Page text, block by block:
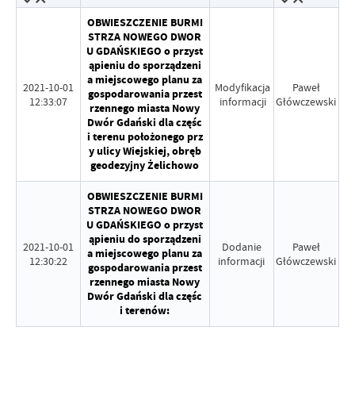
2021-10-01
12:33:07
OBWIESZCZENIE BURMI
STRZA NOWEGO DWOR
U GDAŃSKIEGO o przyst
ąpieniu do sporządzeni
a miejscowego planu za
gospodarowania przest
rzennego miasta Nowy
Dwór Gdański dla częśc
i terenu położonego prz
y ulicy Wiejskiej, obręb
geodezyjny Żelichowo
Modyfikacja
informacji
Paweł
Główczewski
2021-10-01
12:30:22
OBWIESZCZENIE BURMI
STRZA NOWEGO DWOR
U GDAŃSKIEGO o przyst
ąpieniu do sporządzeni
a miejscowego planu za
gospodarowania przest
rzennego miasta Nowy
Dwór Gdański dla częśc
i terenów:
Dodanie
informacji
Paweł
Główczewski